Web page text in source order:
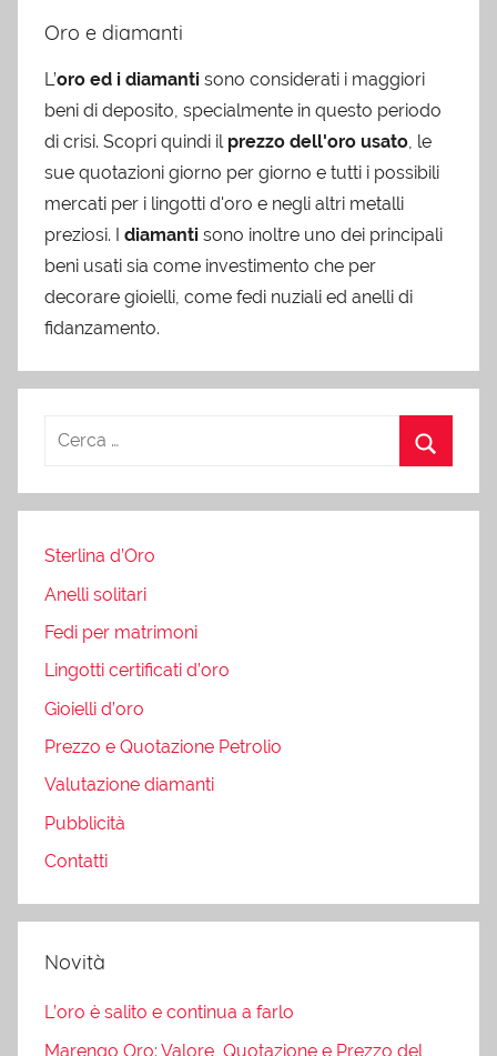
Oro e diamanti
L’oro ed i diamanti sono considerati i maggiori
beni di deposito, specialmente in questo periodo
di crisi. Scopri quindi il prezzo dell'oro usato, le
sue quotazioni giorno per giorno e tutti i possibili
mercati per i lingotti d'oro e negli altri metalli
preziosi. I diamanti sono inoltre uno dei principali
beni usati sia come investimento che per
decorare gioielli, come fedi nuziali ed anelli di
fidanzamento.
Sterlina d’Oro
Anelli solitari
Fedi per matrimoni
Lingotti certificati d’oro
Gioielli d’oro
Prezzo e Quotazione Petrolio
Valutazione diamanti
Pubblicità
Contatti
Novità
L’oro è salito e continua a farlo
Marengo Oro: Valore, Quotazione e Prezzo del